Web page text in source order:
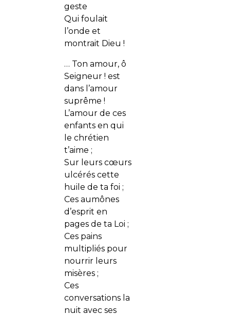
geste
Qui foulait
l’onde et
montrait Dieu !
… Ton amour, ô
Seigneur ! est
dans l’amour
suprême !
L’amour de ces
enfants en qui
le chrétien
t’aime ;
Sur leurs cœurs
ulcérés cette
huile de ta foi ;
Ces aumônes
d’esprit en
pages de ta Loi ;
Ces pains
multipliés pour
nourrir leurs
misères ;
Ces
conversations la
nuit avec ses